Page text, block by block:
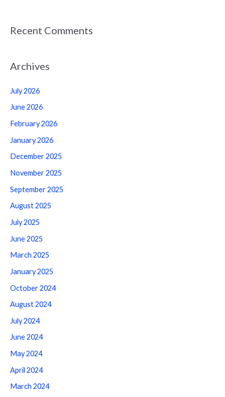
Recent Comments
Archives
July 2026
June 2026
February 2026
January 2026
December 2025
November 2025
September 2025
August 2025
July 2025
June 2025
March 2025
January 2025
October 2024
August 2024
July 2024
June 2024
May 2024
April 2024
March 2024